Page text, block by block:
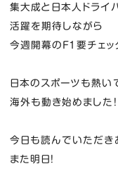
集大成と日本人ドライ
活躍を期待しながら
今週開幕のF１要チェック
日本のスポーツも熱い
海外も動き始めました！
今日も読んでいただき
また明日！